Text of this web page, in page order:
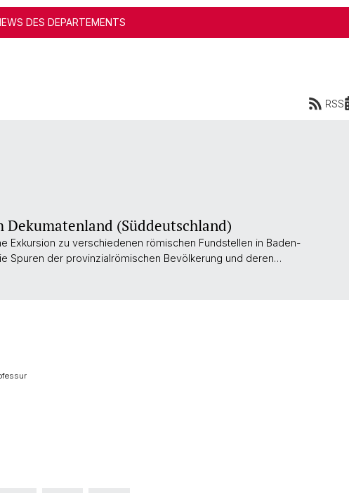
DES DEPARTEMENTS
RSS
Dekumatenland (Süddeutschland)
zu verschiedenen römischen Fundstellen in Baden-
Spuren der provinzialrömischen Bevölkerung und deren…